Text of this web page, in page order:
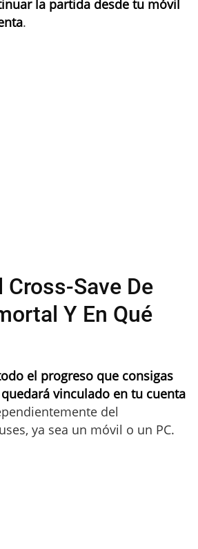
la partida desde tu móvil
.
Cross-Save De
Y En Qué
el progreso que consigas
vinculado en tu cuenta
del
ya sea un móvil o un PC.